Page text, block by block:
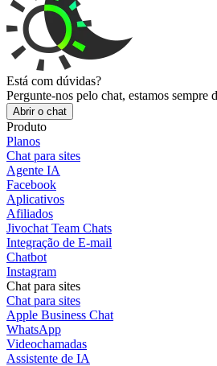
Está com dúvidas?
Pergunte-nos pelo chat, estamos sempre
Abrir o chat
Produto
Planos
Chat para sites
Agente IA
Facebook
Aplicativos
Afiliados
Jivochat Team Chats
Integração de E-mail
Chatbot
Instagram
Chat para sites
Chat para sites
Apple Business Chat
WhatsApp
Videochamadas
Assistente de IA